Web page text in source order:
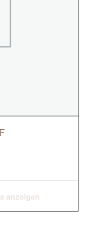
anzeigen